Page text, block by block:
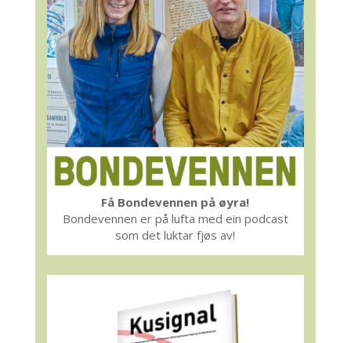
Få Bondevennen på øyra!
Bondevennen er på lufta med ein podcast
som det luktar fjøs av!